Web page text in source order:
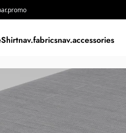
nav.fabricsnav.accessories